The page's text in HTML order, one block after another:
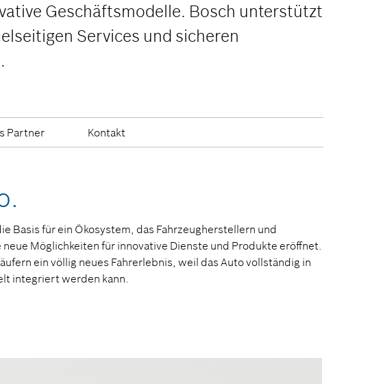
Geschäftsmodelle. Bosch unterstützt
Services und sicheren
Partner Kontakt
Basis für ein Ökosystem, das Fahrzeugherstellern und
Möglichkeiten für innovative Dienste und Produkte eröffnet.
ein völlig neues Fahrerlebnis, weil das Auto vollständig in
integriert werden kann.